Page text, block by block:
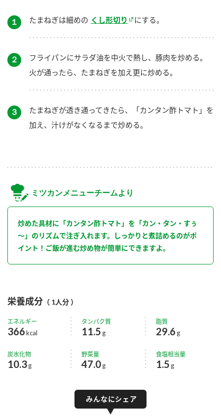
１ たまねぎは細めの くし形切り にする。
２
フライパンにサラダ油を中火で熱し、豚肉を炒める。
火が通ったら、たまねぎを加え更に炒める。
３
たまねぎが透き通ってきたら、「カンタン酢トマト」を
加え、汁けがなくなるまで炒める。
ミツカンメニューチームより
炒めた具材に「カンタン酢トマト」を「カン・タン・すぅ
～」のリズムで注ぎ入れます。しっかりと煮詰めるのがポ
イント！ご飯が進む炒め物が簡単にできますよ。
栄養成分 （ 1人分 ）
エネルギー
366kcal
タンパク質
11.5 g
脂質
29.6 g
炭水化物
10.3g
野菜量
47.0g
食塩相当量
1.5 g